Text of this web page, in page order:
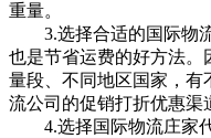
重量。
3.选择合适的国际物流
也是节省运费的好方法。
量段、不同地区国家，有
流公司的促销打折优惠渠
4.选择国际物流庄家代